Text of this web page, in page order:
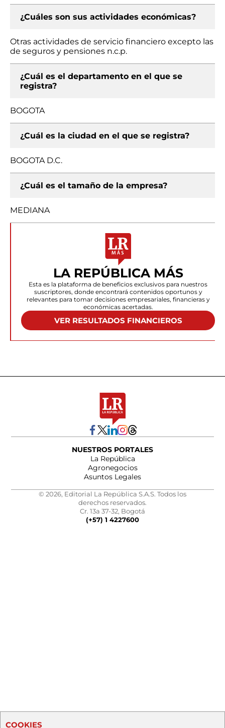
¿Cuáles son sus actividades económicas?
Otras actividades de servicio financiero excepto las
de seguros y pensiones n.c.p.
¿Cuál es el departamento en el que se
registra?
BOGOTA
¿Cuál es la ciudad en el que se registra?
BOGOTA D.C.
¿Cuál es el tamaño de la empresa?
MEDIANA
LA REPÚBLICA MÁS
Esta es la plataforma de beneficios exclusivos para nuestros
suscriptores, donde encontrará contenidos oportunos y
relevantes para tomar decisiones empresariales, financieras y
económicas acertadas.
VER RESULTADOS FINANCIEROS
NUESTROS PORTALES
La República
Agronegocios
Asuntos Legales
© 2026, Editorial La República S.A.S. Todos los
derechos reservados.
Cr. 13a 37-32, Bogotá
(+57) 1 4227600
COOKIES